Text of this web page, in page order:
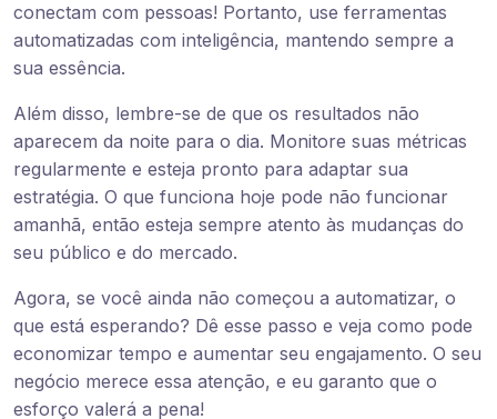
conectam com pessoas! Portanto, use ferramentas
automatizadas com inteligência, mantendo sempre a
sua essência.
Além disso, lembre-se de que os resultados não
aparecem da noite para o dia. Monitore suas métricas
regularmente e esteja pronto para adaptar sua
estratégia. O que funciona hoje pode não funcionar
amanhã, então esteja sempre atento às mudanças do
seu público e do mercado.
Agora, se você ainda não começou a automatizar, o
que está esperando? Dê esse passo e veja como pode
economizar tempo e aumentar seu engajamento. O seu
negócio merece essa atenção, e eu garanto que o
esforço valerá a pena!